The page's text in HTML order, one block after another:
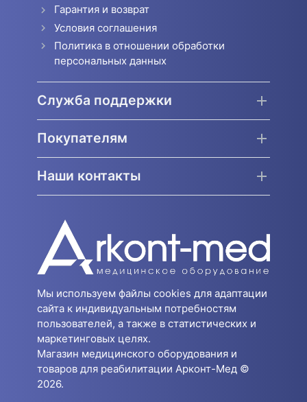
Гарантия и возврат
Условия соглашения
Политика в отношении обработки
персональных данных
Служба поддержки
Покупателям
Наши контакты
Мы используем файлы cookies для адаптации
сайта к индивидуальным потребностям
пользователей, а также в статистических и
маркетинговых целях.
Магазин медицинского оборудования и
товаров для реабилитации Арконт-Мед ©
2026.